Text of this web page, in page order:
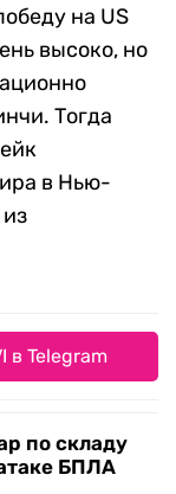
на US
высоко, но
Тогда
в Нью-
в Telegram
по складу
БПЛА